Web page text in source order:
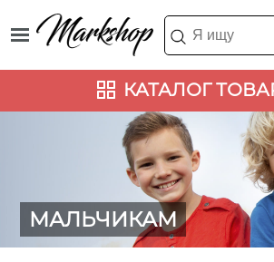
КАТАЛОГ
МАЛЬЧИКАМ